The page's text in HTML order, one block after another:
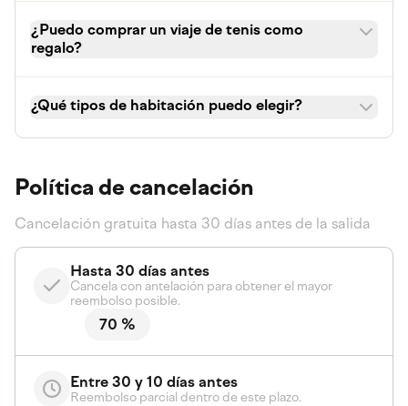
¿Puedo comprar un viaje de tenis como
regalo?
¿Qué tipos de habitación puedo elegir?
Política de cancelación
Cancelación gratuita hasta 30 días antes de la salida
Hasta 30 días antes
Cancela con antelación para obtener el mayor
reembolso posible.
70 %
Entre 30 y 10 días antes
Reembolso parcial dentro de este plazo.